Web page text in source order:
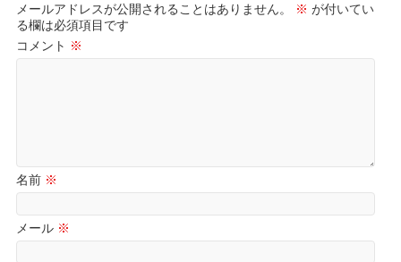
メールアドレスが公開されることはありません。 ※ が付いてい
る欄は必須項目です
コメント ※
名前 ※
メール ※